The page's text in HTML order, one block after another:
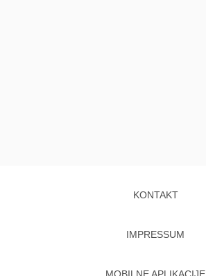
KONTAKT
IMPRESSUM